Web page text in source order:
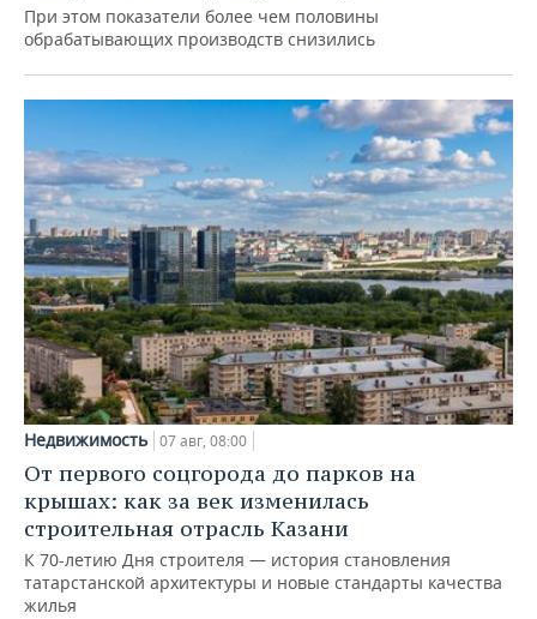
При этом показатели более чем половины
обрабатывающих производств снизились
Недвижимость 07 авг, 08:00
От первого соцгорода до парков на
крышах: как за век изменилась
строительная отрасль Казани
К 70-летию Дня строителя — история становления
татарстанской архитектуры и новые стандарты качества
жилья